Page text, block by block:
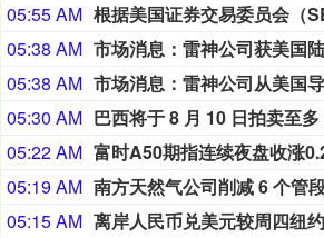
05:55 AM
05:38 AM
05:38 AM
05:30 AM 巴西将于 8 月 10 日拍卖至多
05:22 AM 富时A50期指连续夜盘收涨
05:19 AM 南方天然气公司削减 6 个管
05:15 AM 离岸人民币兑美元较周四纽